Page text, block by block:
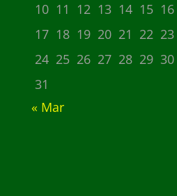
10 11 12 13 14 15 16
17 18 19 20 21 22 23
24 25 26 27 28 29 30
31
« Mar